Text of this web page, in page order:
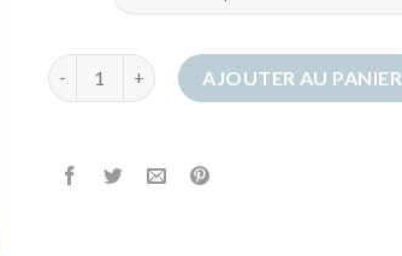
quantité de pantoufle charentaise
AJOUTER AU PANIER